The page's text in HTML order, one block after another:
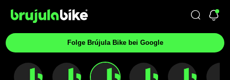
Folge Brújula Bike bei Google